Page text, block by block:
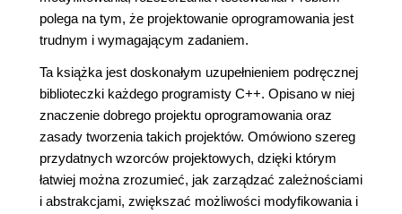
polega na tym, że projektowanie oprogramowania jest
trudnym i wymagającym zadaniem.
Ta książka jest doskonałym uzupełnieniem podręcznej
biblioteczki każdego programisty C++. Opisano w niej
znaczenie dobrego projektu oprogramowania oraz
zasady tworzenia takich projektów. Omówiono szereg
przydatnych wzorców projektowych, dzięki którym
łatwiej można zrozumieć, jak zarządzać zależnościami
i abstrakcjami, zwiększać możliwości modyfikowania i